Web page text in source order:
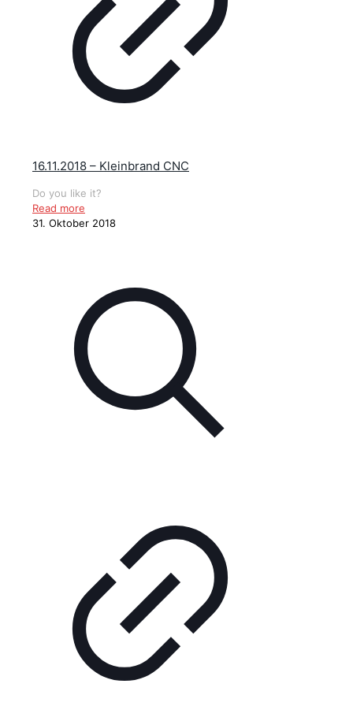
16.11.2018 – Kleinbrand CNC
Do you like it?
Read more
31. Oktober 2018